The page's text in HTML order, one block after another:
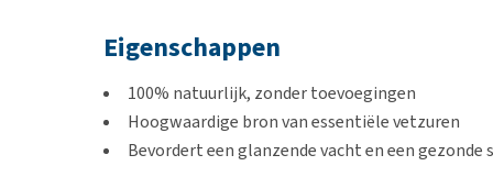
Eigenschappen
100% natuurlijk, zonder toevoegingen
Hoogwaardige bron van essentiële vetzuren
Bevordert een glanzende vacht en een